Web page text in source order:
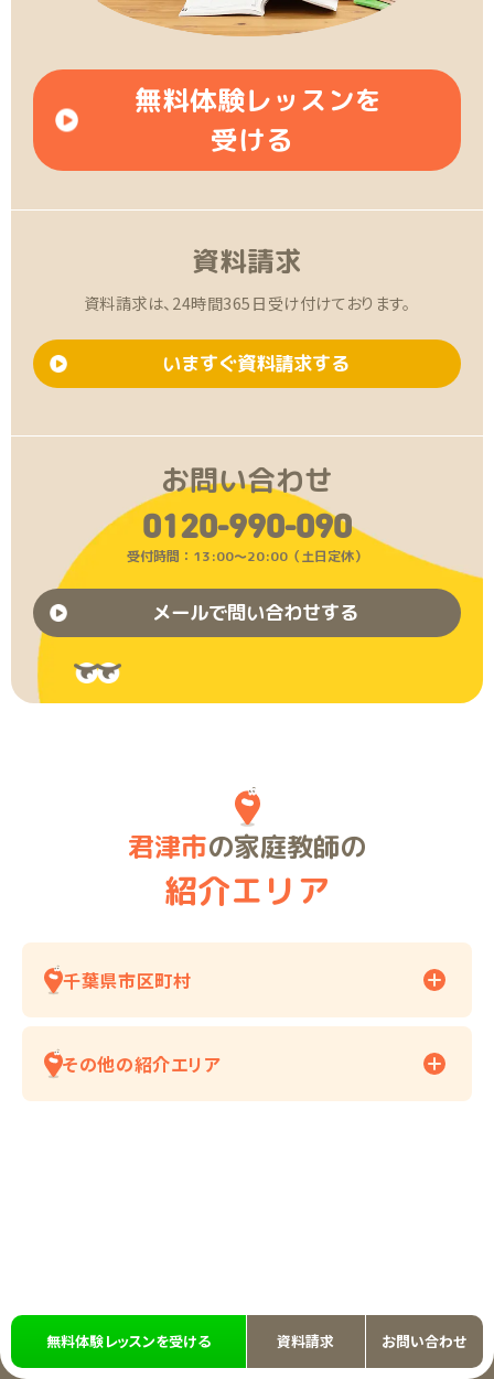
無料体験レッスンを
受ける
資料請求
資料請求は、24時間365日受け付けております。
いますぐ資料請求する
お問い合わせ
0120-990-090
受付時間：13:00〜20:00（土日定休）
メールで問い合わせする
君津市の家庭教師の
紹介エリア
千葉県市区町村
その他の紹介エリア
無料体験レッスンを受ける 資料請求 お問い合わせ